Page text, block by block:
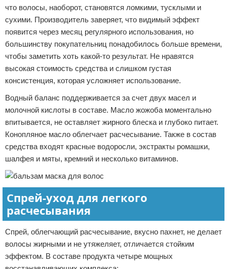
что волосы, наоборот, становятся ломкими, тусклыми и
сухими. Производитель заверяет, что видимый эффект
появится через месяц регулярного использования, но
большинству покупательниц понадобилось больше времени,
чтобы заметить хоть какой-то результат. Не нравятся
высокая стоимость средства и слишком густая
консистенция, которая усложняет использование.
Водный баланс поддерживается за счет двух масел и
молочной кислоты в составе. Масло жожоба моментально
впитывается, не оставляет жирного блеска и глубоко питает.
Конопляное масло облегчает расчесывание. Также в состав
средства входят красные водоросли, экстракты ромашки,
шалфея и мяты, кремний и несколько витаминов.
Спрей-уход для легкого
расчесывания
Спрей, облегчающий расчесывание, вкусно пахнет, не делает
волосы жирными и не утяжеляет, отличается стойким
эффектом. В составе продукта четыре мощных